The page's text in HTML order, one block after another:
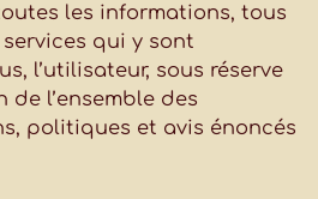
les informations, tous
qui y sont
l’utilisateur, sous réserve
l’ensemble des
politiques et avis énoncés